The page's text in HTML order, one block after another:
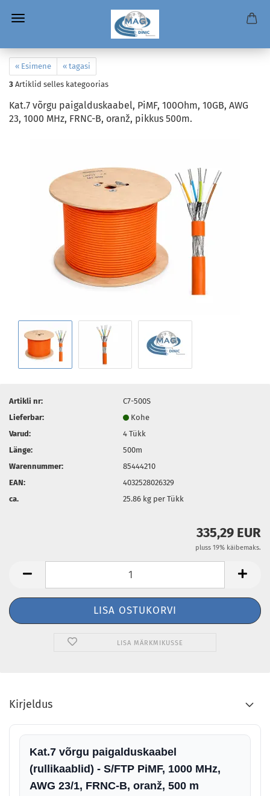
« Esimene
« tagasi
3 Artiklid selles kategoorias
Kat.7 võrgu paigalduskaabel, PiMF, 100Ohm, 10GB, AWG
23, 1000 MHz, FRNC-B, oranž, pikkus 500m.
Artikli nr:
C7-500S
Lieferbar:
Kohe
Varud:
4Tükk
Länge:
500m
Warennummer:
85444210
EAN:
4032528026329
ca.
25.86 kg per Tükk
335,29 EUR
pluss 19% käibemaks.
LISA MÄRKMIKUSSE
Kirjeldus
Kat.7 võrgu paigalduskaabel
(rullikaablid) - S/FTP PiMF, 1000 MHz,
AWG 23/1, FRNC-B, oranž, 500 m